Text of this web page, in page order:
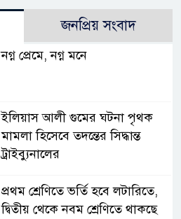
জনপ্রিয় সংবাদ
নগ্ন প্রেমে, নগ্ন মনে
ইলিয়াস আলী গুমের ঘটনা পৃথক
মামলা হিসেবে তদন্তের সিদ্ধান্ত
ট্রাইব্যুনালের
প্রথম শ্রেণিতে ভর্তি হবে লটারিতে,
দ্বিতীয় থেকে নবম শ্রেণিতে থাকছে